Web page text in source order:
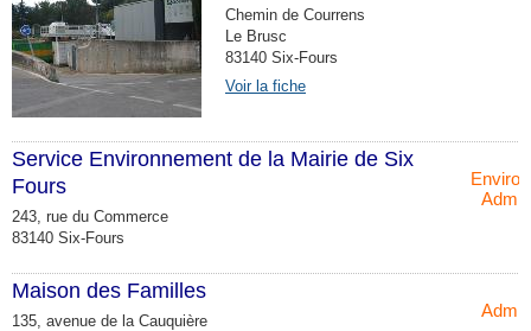
Chemin de Courrens
Le Brusc
83140 Six-Fours
Voir la fiche
Service Environnement de la Mairie de Six
Fours
243, rue du Commerce
83140 Six-Fours
Maison des Familles
135, avenue de la Cauquière